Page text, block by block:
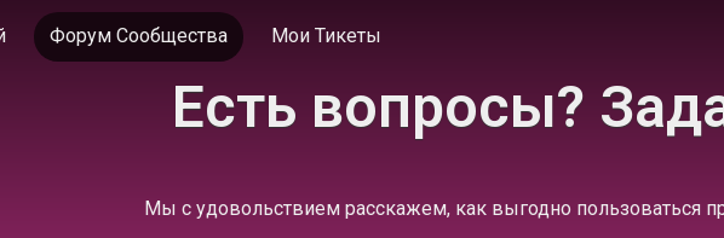
Форум Сообщества Мои Тикеты
Есть вопросы?
Мы с удовольствием расскажем, как выгодно пользоваться